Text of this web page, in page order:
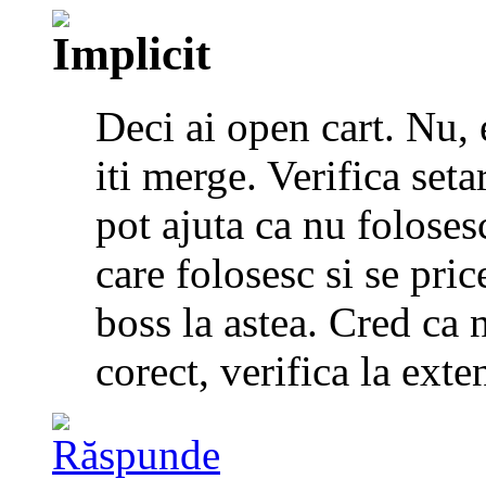
Deci ai open cart. Nu,
iti merge. Verifica
pot ajuta ca nu
care folosesc si se
boss la astea. Cred ca
corect, verifica la